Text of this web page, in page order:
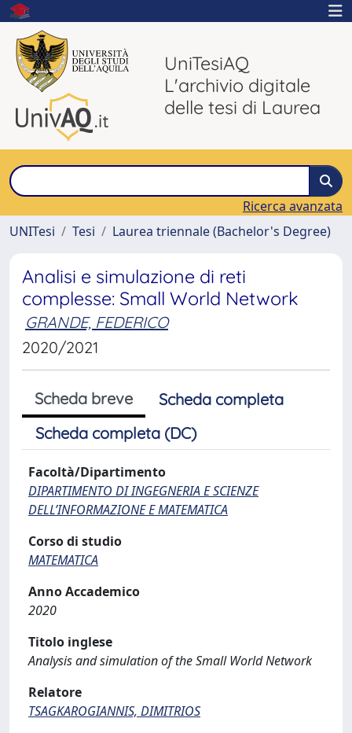
UniTesiAQ
L'archivio digitale
delle tesi di Laurea
Ricerca avanzata
UNITesi
Tesi Laurea triennale (Bachelor's Degree)
Analisi e simulazione di reti
complesse: Small World Network
GRANDE, FEDERICO
2020/2021
Scheda breve
Scheda completa
Scheda completa (DC)
Facoltà/Dipartimento
DIPARTIMENTO DI INGEGNERIA E SCIENZE
DELL’INFORMAZIONE E MATEMATICA
Corso di studio
MATEMATICA
Anno Accademico
2020
Titolo inglese
Analysis and simulation of the Small World Network
Relatore
TSAGKAROGIANNIS, DIMITRIOS